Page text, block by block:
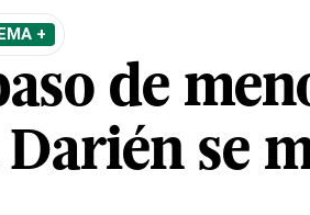
+
de
Darién se